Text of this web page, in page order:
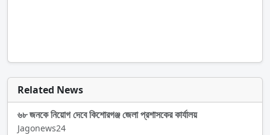
Related News
৬৮ জনকে নিয়োগ দেবে কিশোরগঞ্জ জেলা প্রশাসকের কার্যালয়
Jagonews24